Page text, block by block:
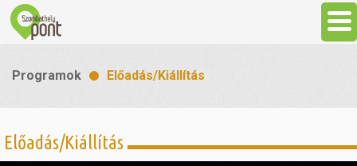
Látnivalók
Programok Előadás/Kiállítás
Előadás/Kiállítás